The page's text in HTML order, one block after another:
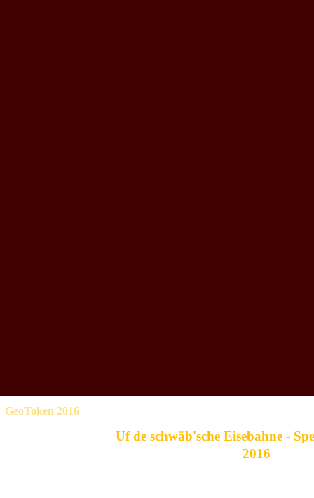
GeoToken 2016
Uf de schwäb'sche Eisebahne -
2016